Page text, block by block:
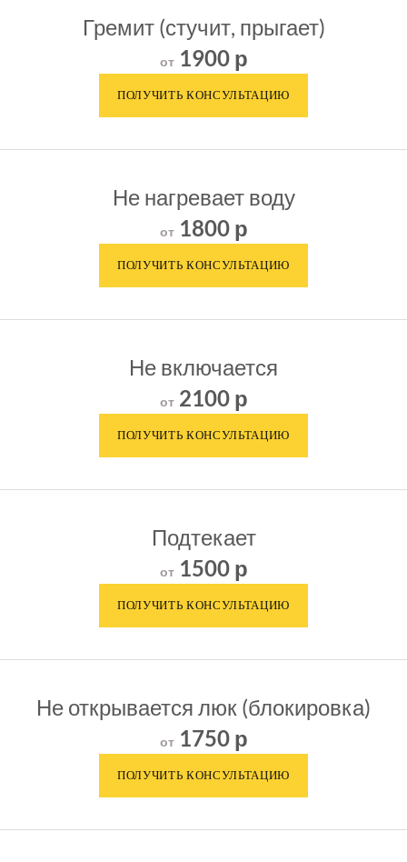
Гремит (стучит, прыгает)
от1900 р
Не нагревает воду
от1800 р
Не включается
от2100 р
Подтекает
от1500 р
Не открывается люк (блокировка)
от1750 р